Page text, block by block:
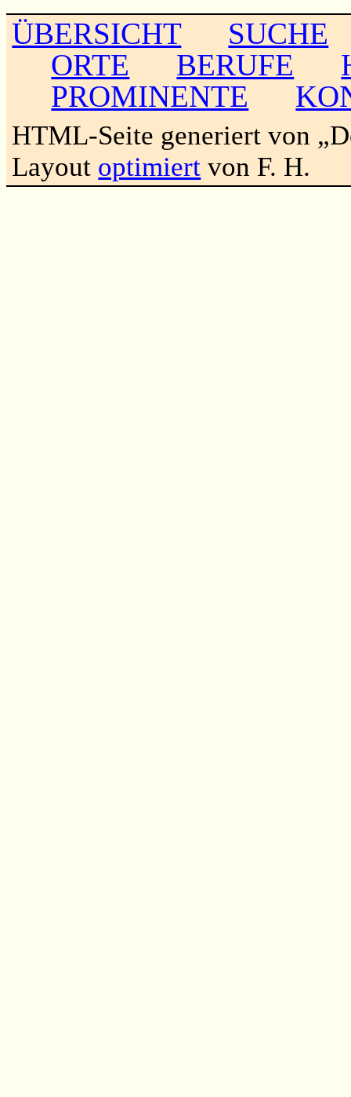
ÜBERSICHT
SUCHE
ORTE
BERUFE
PROMINENTE
HTML-Seite generiert von
Layout optimiert von F. H.